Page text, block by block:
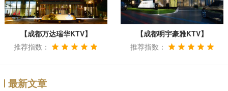
【成都万达瑞华KTV】
推荐指数：
【成都明宇豪雅KTV】
推荐指数：
最新文章